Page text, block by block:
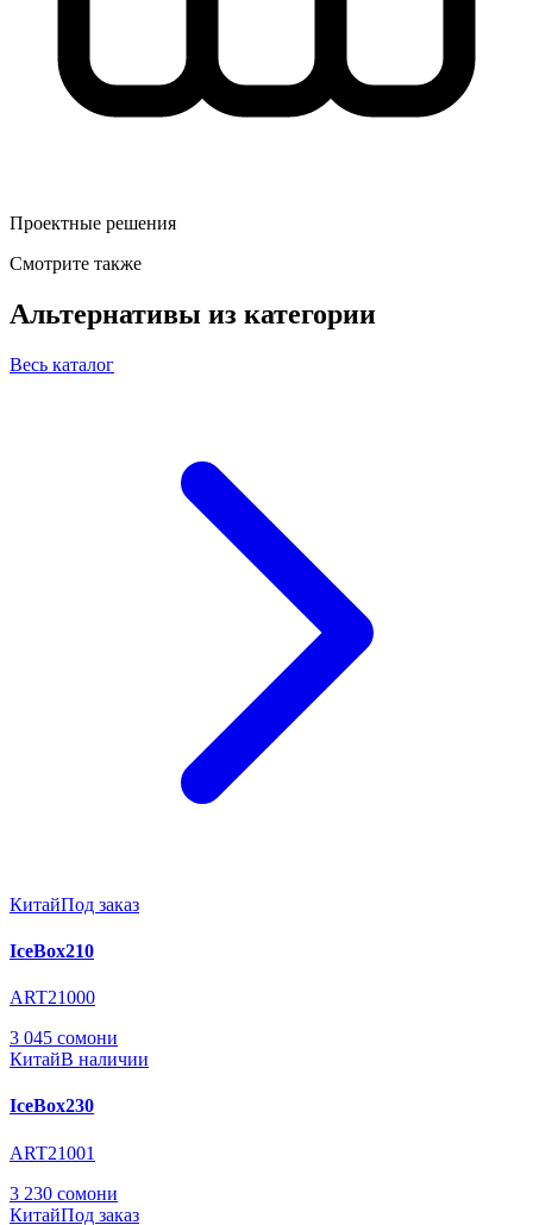
Проектные решения
Смотрите также
Альтернативы из категории
Весь каталог
КитайПод заказ
IceBox210
ART21000
3 045 сомони
КитайВ наличии
IceBox230
ART21001
3 230 сомони
КитайПод заказ